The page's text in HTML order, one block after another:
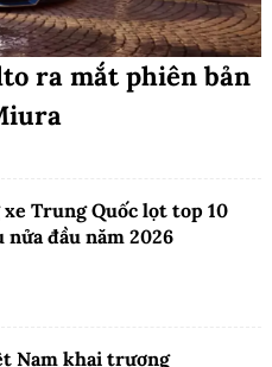
ra mắt phiên bản
xe Trung Quốc lọt top 10
nửa đầu năm 2026
Nam khai trương